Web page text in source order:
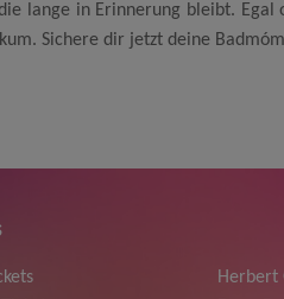
lange in Erinnerung bleibt. Egal
Sichere dir jetzt deine
Herbert